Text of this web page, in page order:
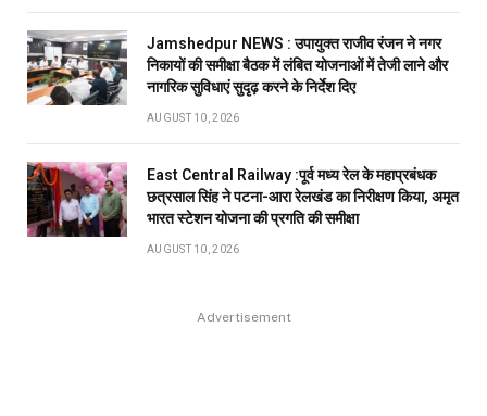
Jamshedpur NEWS : उपायुक्त राजीव रंजन ने नगर
निकायों की समीक्षा बैठक में लंबित योजनाओं में तेजी लाने और
नागरिक सुविधाएं सुदृढ़ करने के निर्देश दिए
AUGUST 10, 2026
East Central Railway :पूर्व मध्य रेल के महाप्रबंधक
छत्रसाल सिंह ने पटना-आरा रेलखंड का निरीक्षण किया, अमृत
भारत स्टेशन योजना की प्रगति की समीक्षा
AUGUST 10, 2026
Advertisement